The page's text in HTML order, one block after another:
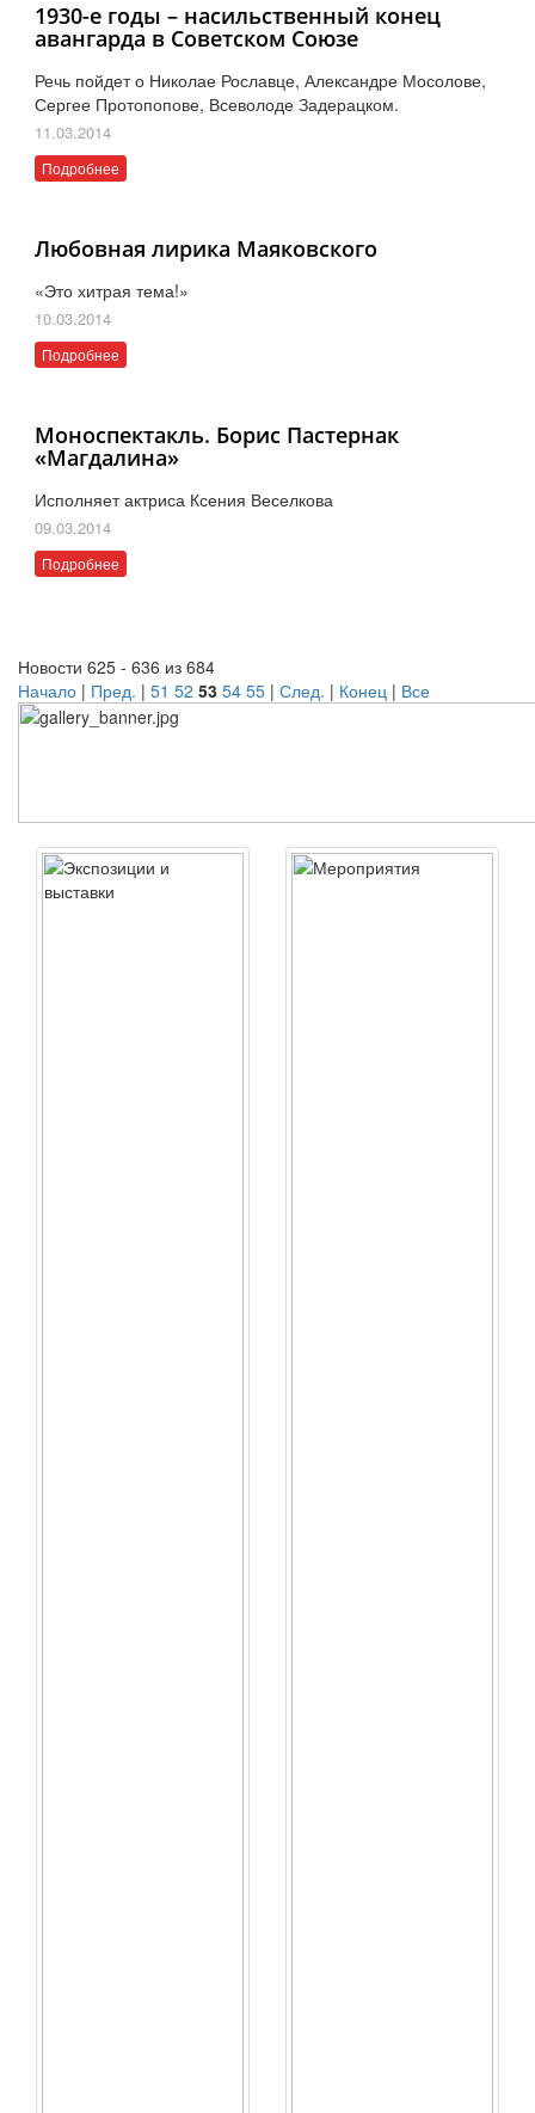
1930-е годы – насильственный конец
авангарда в Советском Союзе
Речь пойдет о Николае Рославце, Александре Мосолове,
Сергее Протопопове, Всеволоде Задерацком.
11.03.2014
Подробнее
Любовная лирика Маяковского
«Это хитрая тема!»
10.03.2014
Подробнее
Моноспектакль. Борис Пастернак
«Магдалина»
Исполняет актриса Ксения Веселкова
09.03.2014
Подробнее
Новости 625 - 636 из 684
Начало | Пред. | 51 52 53 54 55 | След. | Конец | Все